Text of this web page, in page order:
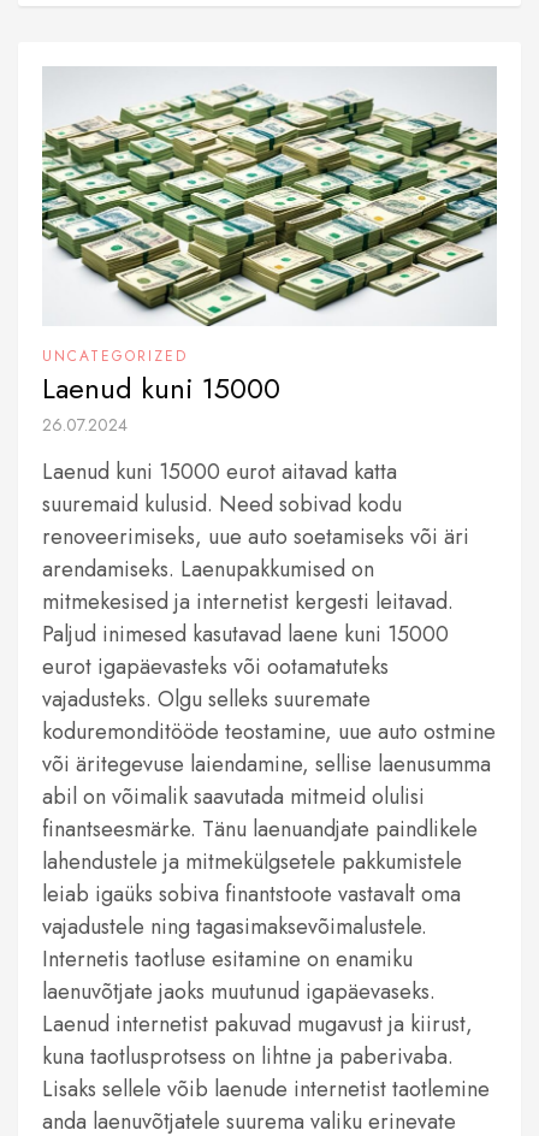
UNCATEGORIZED
Laenud kuni 15000
26.07.2024
Laenud kuni 15000 eurot aitavad katta
suuremaid kulusid. Need sobivad kodu
renoveerimiseks, uue auto soetamiseks või äri
arendamiseks. Laenupakkumised on
mitmekesised ja internetist kergesti leitavad.
Paljud inimesed kasutavad laene kuni 15000
eurot igapäevasteks või ootamatuteks
vajadusteks. Olgu selleks suuremate
koduremonditööde teostamine, uue auto ostmine
või äritegevuse laiendamine, sellise laenusumma
abil on võimalik saavutada mitmeid olulisi
finantseesmärke. Tänu laenuandjate paindlikele
lahendustele ja mitmekülgsetele pakkumistele
leiab igaüks sobiva finantstoote vastavalt oma
vajadustele ning tagasimaksevõimalustele.
Internetis taotluse esitamine on enamiku
laenuvõtjate jaoks muutunud igapäevaseks.
Laenud internetist pakuvad mugavust ja kiirust,
kuna taotlusprotsess on lihtne ja paberivaba.
Lisaks sellele võib laenude internetist taotlemine
anda laenuvõtjatele suurema valiku erinevate